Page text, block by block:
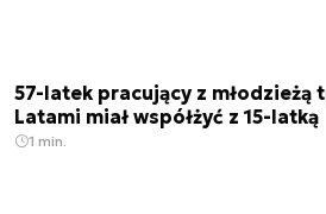
57-latek pracujący z młodzieżą
Latami miał współżyć z 15-latką
1 min.